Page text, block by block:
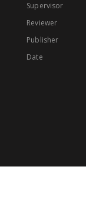
Supervisor
Reviewer
Publisher
Date